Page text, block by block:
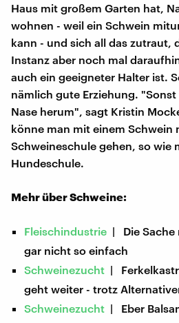
Haus mit großem Garten hat,
wohnen - weil ein Schwein
kann - und sich all das zutraut,
Instanz aber noch mal
auch ein geeigneter Halter ist.
nämlich gute Erziehung.
Nase herum", sagt Kristin
könne man mit einem Schwein
Schweineschule gehen, so wie
Hundeschule.
Mehr über Schweine:
Fleischindustrie | Die Sache
gar nicht so einfach
Schweinezucht |
geht weiter - trotz
Schweinezucht | Eber